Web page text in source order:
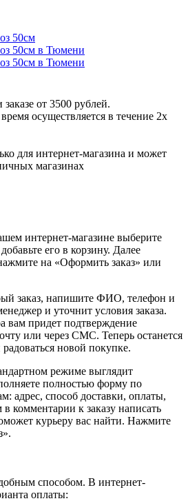
от 3500 рублей.
осуществляется в течение 2х
для интернет-магазина и может
магазинах
интернет-магазине выберите
его в корзину. Далее
на «Оформить заказ» или
заказ, напишите ФИО, телефон и
и уточнит условия заказа.
вам придет подтверждение
или через СМС. Теперь останется
новой покупке.
режиме выглядит
полностью форму по
адрес, способ доставки, оплаты,
комментарии к заказу написать
курьеру вас найти. Нажмите
способом. В интернет-
оплаты: